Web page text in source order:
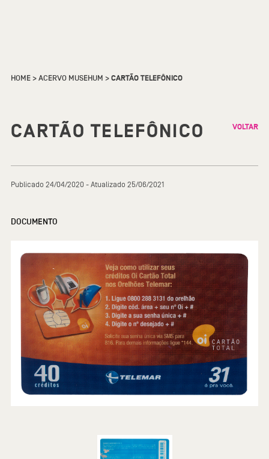
HOME>ACERVO MUSEHUM >CARTÃO TELEFÔNICO
CARTÃO TELEFÔNICO VOLTAR
Publicado 24/04/2020 - Atualizado 25/06/2021
DOCUMENTO